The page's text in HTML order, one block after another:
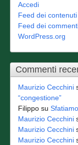
Accedi
Feed dei contenuti
Feed dei
WordPress.org
Commenti
Maurizio Cecchini
“congestione”
Filippo su
Maurizio Cecchini
Maurizio Cecchini
Maurizio Cecchini